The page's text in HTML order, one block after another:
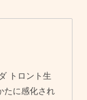
トロント生
たに感化され